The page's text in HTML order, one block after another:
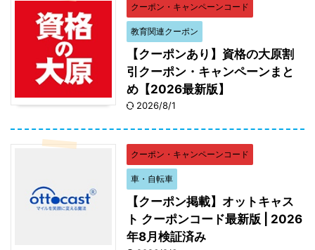
クーポン・キャンペーンコード
教育関連クーポン
【クーポンあり】資格の大原割
引クーポン・キャンペーンまと
め【2026最新版】
2026/8/1
クーポン・キャンペーンコード
車・自転車
【クーポン掲載】オットキャス
ト クーポンコード最新版 | 2026
年8月検証済み